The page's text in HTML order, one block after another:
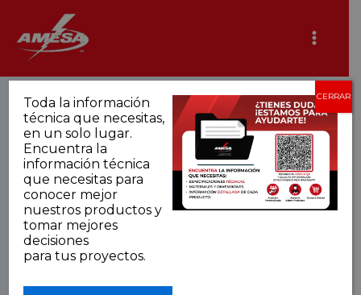
contenido
Toda la información
técnica que necesitas,
en un solo lugar.
Encuentra la
información técnica
que necesitas para
conocer mejor
nuestros productos y
tomar mejores
decisiones
para tus proyectos.
CERRAR